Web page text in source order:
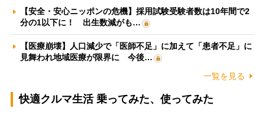
【安全・安心ニッポンの危機】採用試験受験者数は10年間で2
分の1以下に！ 出生数減がも…
【医療崩壊】人口減少で「医師不足」に加えて「患者不足」に
見舞われ地域医療が限界に 今後…
一覧を見る
快適クルマ生活 乗ってみた、使ってみた